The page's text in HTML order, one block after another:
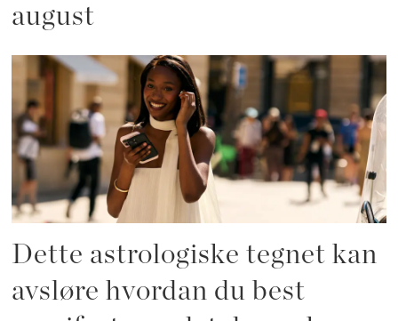
august
Dette astrologiske tegnet kan
avsløre hvordan du best